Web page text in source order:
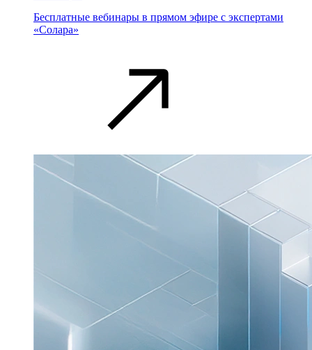
Бесплатные вебинары в прямом эфире с экспертами
«Солара»